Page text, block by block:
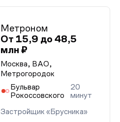
Метроном
От 15,9 до 48,5
млн ₽
Москва, ВАО,
Метрогородок
Бульвар
Рокоссовского
20
минут
Застройщик «Брусника»